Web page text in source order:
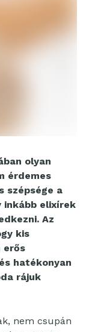
olyan
érdemes
szépsége a
inkább elixírek
Az
kis
erős
hatékonyan
rájuk
nem csupán